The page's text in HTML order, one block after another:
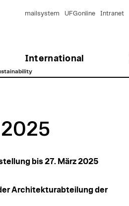
International
mailsystem UFGonline Intranet
2025
bis 27. März 2025
Architekturabteilung der